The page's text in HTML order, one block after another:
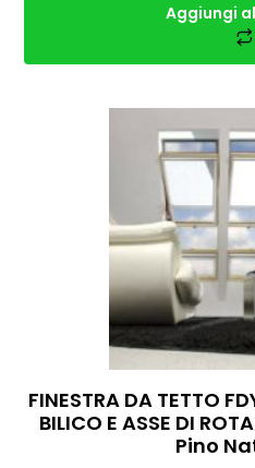
Aggiungi
FINESTRA DA TETTO
BILICO E ASSE DI
Pino